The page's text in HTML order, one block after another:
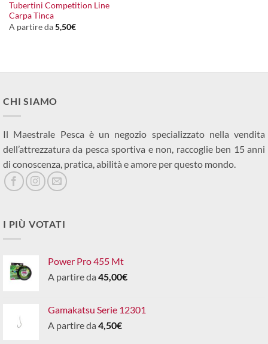
Tubertini Competition Line
Carpa Tinca
A partire da5,50€
CHI SIAMO
Il Maestrale Pesca è un negozio specializzato nella vendita
dell’attrezzatura da pesca sportiva e non, raccoglie ben 15 anni
di conoscenza, pratica, abilità e amore per questo mondo.
I PIÙ VOTATI
Power Pro 455 Mt
A partire da 45,00€
Gamakatsu Serie 12301
A partire da 4,50€